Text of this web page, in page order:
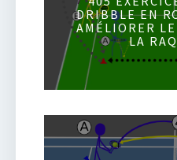
DRIBBLE EN
AMÉLIORER
LA